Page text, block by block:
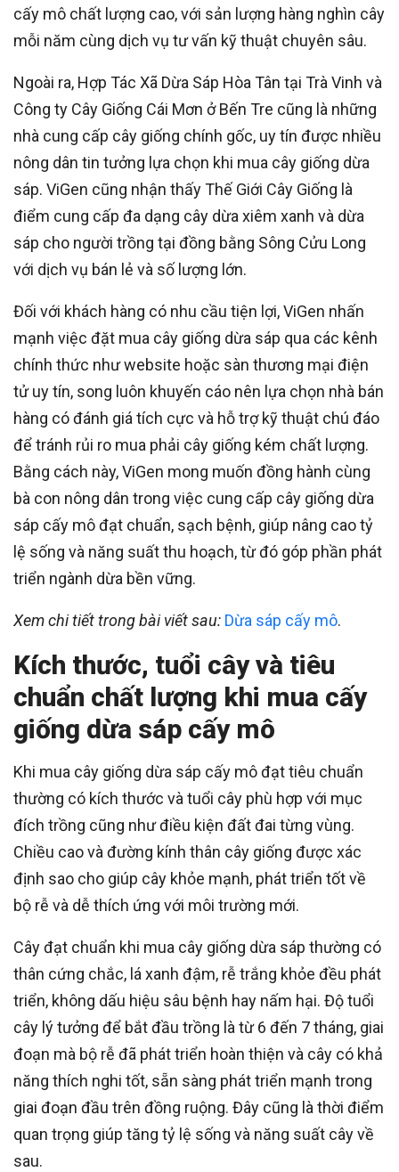
cấy mô chất lượng cao, với sản lượng hàng nghìn cây
mỗi năm cùng dịch vụ tư vấn kỹ thuật chuyên sâu.
Ngoài ra, Hợp Tác Xã Dừa Sáp Hòa Tân tại Trà Vinh và
Công ty Cây Giống Cái Mơn ở Bến Tre cũng là những
nhà cung cấp cây giống chính gốc, uy tín được nhiều
nông dân tin tưởng lựa chọn khi mua cây giống dừa
sáp. ViGen cũng nhận thấy Thế Giới Cây Giống là
điểm cung cấp đa dạng cây dừa xiêm xanh và dừa
sáp cho người trồng tại đồng bằng Sông Cửu Long
với dịch vụ bán lẻ và số lượng lớn.
Đối với khách hàng có nhu cầu tiện lợi, ViGen nhấn
mạnh việc đặt mua cây giống dừa sáp qua các kênh
chính thức như website hoặc sàn thương mại điện
tử uy tín, song luôn khuyến cáo nên lựa chọn nhà bán
hàng có đánh giá tích cực và hỗ trợ kỹ thuật chú đáo
để tránh rủi ro mua phải cây giống kém chất lượng.
Bằng cách này, ViGen mong muốn đồng hành cùng
bà con nông dân trong việc cung cấp cây giống dừa
sáp cấy mô đạt chuẩn, sạch bệnh, giúp nâng cao tỷ
lệ sống và năng suất thu hoạch, từ đó góp phần phát
triển ngành dừa bền vững.
Xem chi tiết trong bài viết sau: Dừa sáp cấy mô.
Kích thước, tuổi cây và tiêu
chuẩn chất lượng khi mua cấy
giống dừa sáp cấy mô
Khi mua cây giống dừa sáp cấy mô đạt tiêu chuẩn
thường có kích thước và tuổi cây phù hợp với mục
đích trồng cũng như điều kiện đất đai từng vùng.
Chiều cao và đường kính thân cây giống được xác
định sao cho giúp cây khỏe mạnh, phát triển tốt về
bộ rễ và dễ thích ứng với môi trường mới.
Cây đạt chuẩn khi mua cây giống dừa sáp thường có
thân cứng chắc, lá xanh đậm, rễ trắng khỏe đều phát
triển, không dấu hiệu sâu bệnh hay nấm hại. Độ tuổi
cây lý tưởng để bắt đầu trồng là từ 6 đến 7 tháng, giai
đoạn mà bộ rễ đã phát triển hoàn thiện và cây có khả
năng thích nghi tốt, sẵn sàng phát triển mạnh trong
giai đoạn đầu trên đồng ruộng. Đây cũng là thời điểm
quan trọng giúp tăng tỷ lệ sống và năng suất cây về
sau.